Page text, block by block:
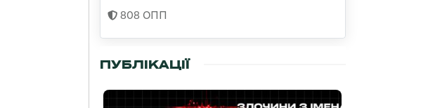
808 ОПП
ПУБЛІКАЦІЇ